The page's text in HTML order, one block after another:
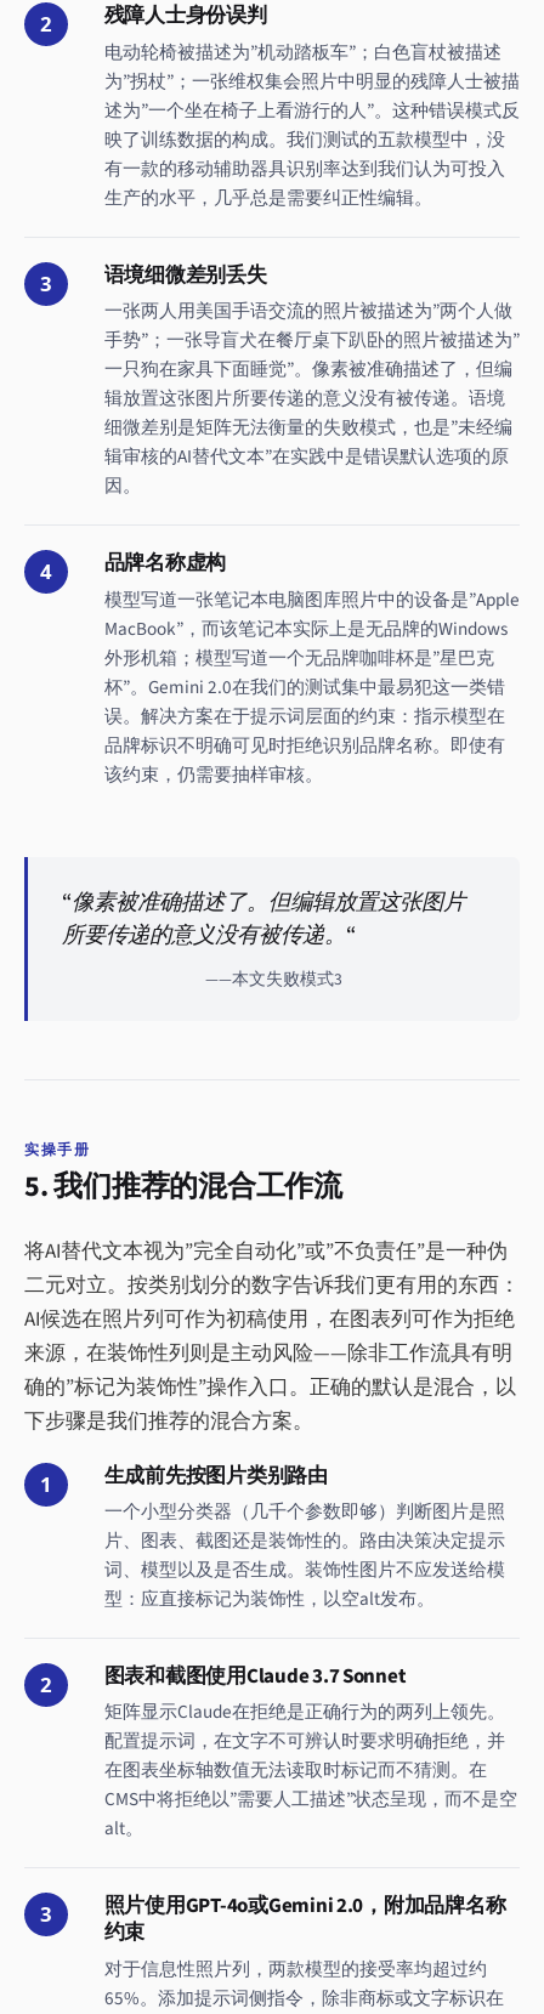
2 残障人士身份误判
电动轮椅被描述为”机动踏板车”；白色盲杖被描述
为”拐杖”；一张维权集会照片中明显的残障人士被描
述为”一个坐在椅子上看游行的人”。这种错误模式反
映了训练数据的构成。我们测试的五款模型中，没
有一款的移动辅助器具识别率达到我们认为可投入
生产的水平，几乎总是需要纠正性编辑。
3 语境细微差别丢失
一张两人用美国手语交流的照片被描述为”两个人做
手势”；一张导盲犬在餐厅桌下趴卧的照片被描述为”
一只狗在家具下面睡觉”。像素被准确描述了，但编
辑放置这张图片所要传递的意义没有被传递。语境
细微差别是矩阵无法衡量的失败模式，也是”未经编
辑审核的AI替代文本”在实践中是错误默认选项的原
因。
4 品牌名称虚构
模型写道一张笔记本电脑图库照片中的设备是”Apple
MacBook”，而该笔记本实际上是无品牌的Windows
外形机箱；模型写道一个无品牌咖啡杯是”星巴克
杯”。Gemini 2.0在我们的测试集中最易犯这一类错
误。解决方案在于提示词层面的约束：指示模型在
品牌标识不明确可见时拒绝识别品牌名称。即使有
该约束，仍需要抽样审核。
“像素被准确描述了。但编辑放置这张图片
所要传递的意义没有被传递。“
——本文失败模式3
实操手册
5. 我们推荐的混合工作流
将AI替代文本视为”完全自动化”或”不负责任”是一种伪
二元对立。按类别划分的数字告诉我们更有用的东西：
AI候选在照片列可作为初稿使用，在图表列可作为拒绝
来源，在装饰性列则是主动风险——除非工作流具有明
确的”标记为装饰性”操作入口。正确的默认是混合，以
下步骤是我们推荐的混合方案。
1 生成前先按图片类别路由
一个小型分类器（几千个参数即够）判断图片是照
片、图表、截图还是装饰性的。路由决策决定提示
词、模型以及是否生成。装饰性图片不应发送给模
型：应直接标记为装饰性，以空alt发布。
2 图表和截图使用Claude 3.7 Sonnet
矩阵显示Claude在拒绝是正确行为的两列上领先。
配置提示词，在文字不可辨认时要求明确拒绝，并
在图表坐标轴数值无法读取时标记而不猜测。在
CMS中将拒绝以”需要人工描述”状态呈现，而不是空
alt。
3
照片使用GPT-4o或Gemini 2.0，附加品牌名称
约束
对于信息性照片列，两款模型的接受率均超过约
65%。添加提示词侧指令，除非商标或文字标识在